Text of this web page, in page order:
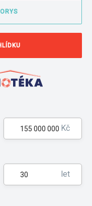
Kč
let